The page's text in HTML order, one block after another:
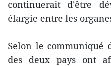
continuerait d'être
élargie entre les
Selon le communiqué
des deux pays ont